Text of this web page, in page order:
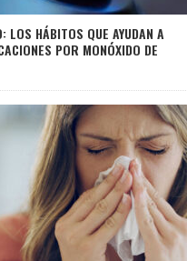
LOS HÁBITOS QUE AYUDAN A
POR MONÓXIDO DE